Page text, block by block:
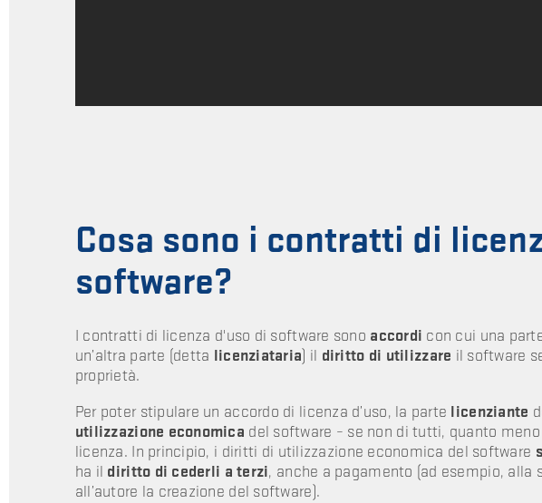
Cosa sono i contratti di
software?
I contratti di licenza d'uso di software sono accordi con cui una
un’altra parte (detta licenziataria) il diritto di utilizzare il software
proprietà.
Per poter stipulare un accordo di licenza d’uso, la parte licenziante
utilizzazione economica del software – se non di tutti, quanto
licenza. In principio, i diritti di utilizzazione economica del software
ha il diritto di cederli a terzi, anche a pagamento (ad esempio,
all’autore la creazione del software).